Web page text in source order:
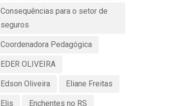
Consequências para o setor de
seguros
Coordenadora Pedagógica
EDER OLIVEIRA
Edson Oliveira Eliane Freitas
Elis Enchentes no RS